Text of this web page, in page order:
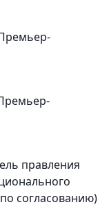
правления
согласованию)